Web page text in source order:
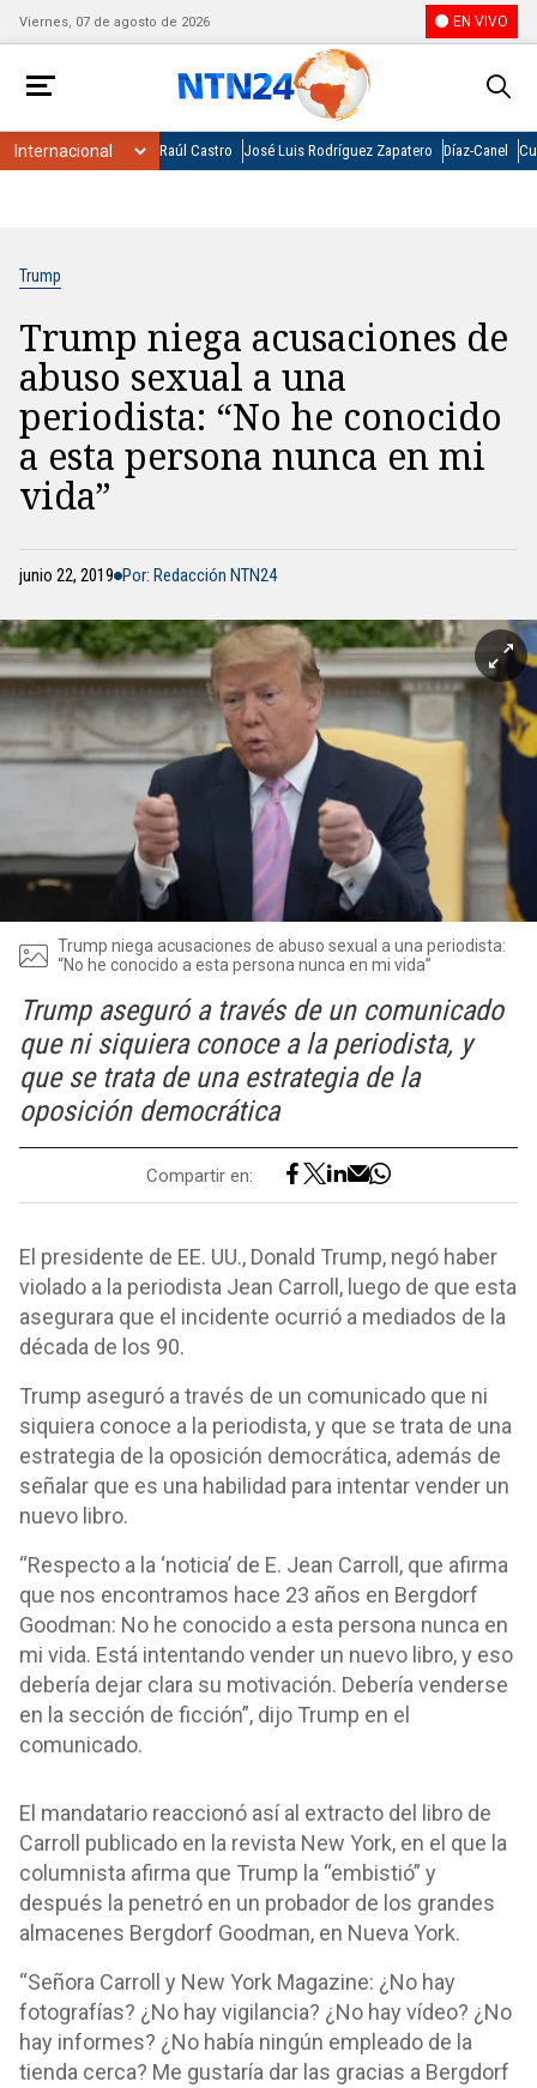
Viernes, 07 de agosto de 2026 EN VIVO
Raúl Castro José Luis Rodríguez Zapatero Díaz-Canel
Trump
Trump niega acusaciones de
abuso sexual a una
periodista: “No he conocido
a esta persona nunca en mi
vida”
junio 22, 2019 Por: Redacción NTN24
Trump niega acusaciones de abuso sexual a una periodista:
“No he conocido a esta persona nunca en mi vida”
Trump aseguró a través de un comunicado
que ni siquiera conoce a la periodista, y
que se trata de una estrategia de la
oposición democrática
Compartir en:
El presidente de EE. UU., Donald Trump, negó haber
violado a la periodista Jean Carroll, luego de que esta
asegurara que el incidente ocurrió a mediados de la
década de los 90.
Trump aseguró a través de un comunicado que ni
siquiera conoce a la periodista, y que se trata de una
estrategia de la oposición democrática, además de
señalar que es una habilidad para intentar vender un
nuevo libro.
“Respecto a la ‘noticia’ de E. Jean Carroll, que afirma
que nos encontramos hace 23 años en Bergdorf
Goodman: No he conocido a esta persona nunca en
mi vida. Está intentando vender un nuevo libro, y eso
debería dejar clara su motivación. Debería venderse
en la sección de ficción”, dijo Trump en el
comunicado.
El mandatario reaccionó así al extracto del libro de
Carroll publicado en la revista New York, en el que la
columnista afirma que Trump la “embistió” y
después la penetró en un probador de los grandes
almacenes Bergdorf Goodman, en Nueva York.
“Señora Carroll y New York Magazine: ¿No hay
fotografías? ¿No hay vigilancia? ¿No hay vídeo? ¿No
hay informes? ¿No había ningún empleado de la
tienda cerca? Me gustaría dar las gracias a Bergdorf